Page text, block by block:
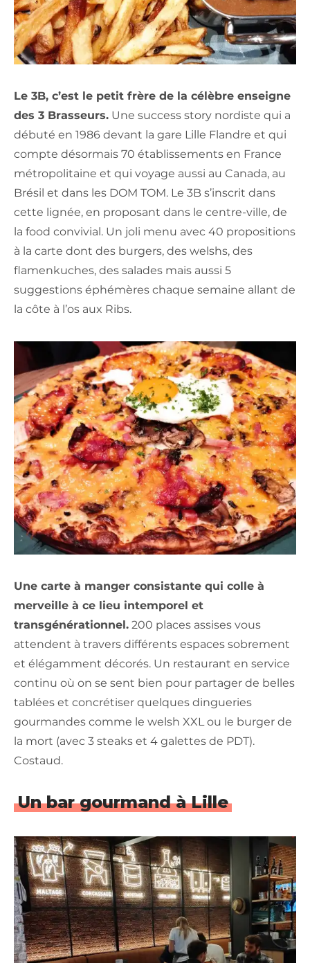
Le 3B, c’est le petit frère de la célèbre enseigne
des 3 Brasseurs. Une success story nordiste qui a
débuté en 1986 devant la gare Lille Flandre et qui
compte désormais 70 établissements en France
métropolitaine et qui voyage aussi au Canada, au
Brésil et dans les DOM TOM. Le 3B s’inscrit dans
cette lignée, en proposant dans le centre-ville, de
la food convivial. Un joli menu avec 40 propositions
à la carte dont des burgers, des welshs, des
flamenkuches, des salades mais aussi 5
suggestions éphémères chaque semaine allant de
la côte à l’os aux Ribs.
Une carte à manger consistante qui colle à
merveille à ce lieu intemporel et
transgénérationnel. 200 places assises vous
attendent à travers différents espaces sobrement
et élégamment décorés. Un restaurant en service
continu où on se sent bien pour partager de belles
tablées et concrétiser quelques dingueries
gourmandes comme le welsh XXL ou le burger de
la mort (avec 3 steaks et 4 galettes de PDT).
Costaud.
Un bar gourmand à Lille